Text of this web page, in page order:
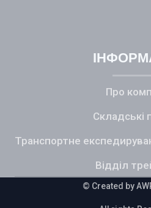
Про
Складські
Відділ
© Created by A